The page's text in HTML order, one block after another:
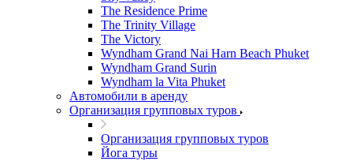
The Residence Prime
The Trinity Village
The Victory
Wyndham Grand Nai Harn Beach Phuket
Wyndham Grand Surin
Wyndham la Vita Phuket
Автомобили в аренду
Организация групповых туров
Организация групповых туров
Йога туры